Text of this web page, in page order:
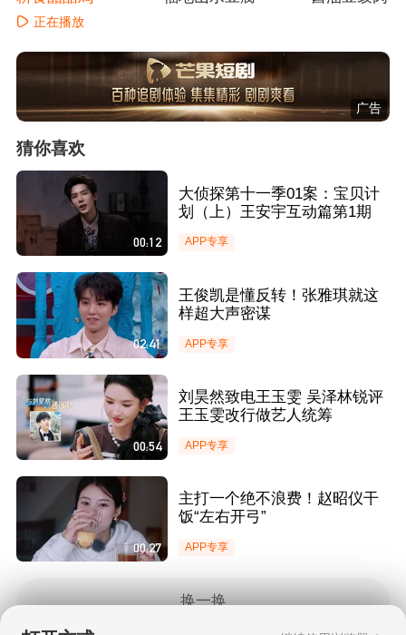
正在播放
广告
猜你喜欢
00:12
大侦探第十一季01案：宝贝计
划（上）王安宇互动篇第1期
APP专享
02:41
王俊凯是懂反转！张雅琪就这
样超大声密谋
APP专享
00:54
刘昊然致电王玉雯 吴泽林锐评
王玉雯改行做艺人统筹
APP专享
00:27
主打一个绝不浪费！赵昭仪干
饭“左右开弓”
APP专享
换一换